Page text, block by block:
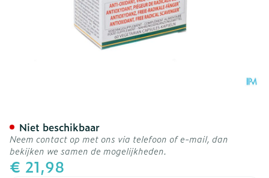
€ 21,98
Niet beschikbaar
Neem contact op met ons via telefoon of e-mail, dan
bekijken we samen de mogelijkheden.